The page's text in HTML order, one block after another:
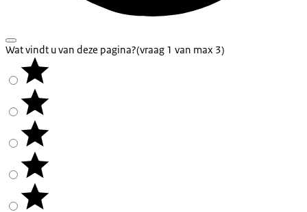
Wat vindt u van deze pagina?(vraag 1 van max 3)